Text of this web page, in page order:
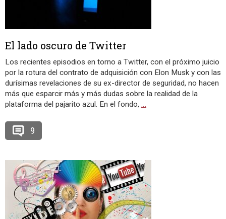
El lado oscuro de Twitter
Los recientes episodios en torno a Twitter, con el próximo juicio
por la rotura del contrato de adquisición con Elon Musk y con las
durísimas revelaciones de su ex-director de seguridad, no hacen
más que esparcir más y más dudas sobre la realidad de la
plataforma del pajarito azul. En el fondo, …
9